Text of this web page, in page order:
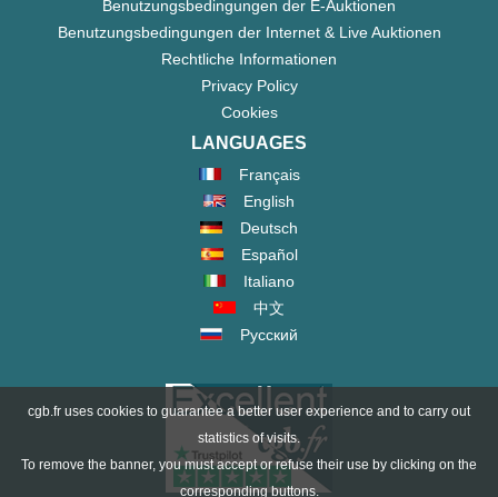
Benutzungsbedingungen der E-Auktionen
Benutzungsbedingungen der Internet & Live Auktionen
Rechtliche Informationen
Privacy Policy
Cookies
LANGUAGES
Français
English
Deutsch
Español
Italiano
中文
Русский
cgb.fr uses cookies to guarantee a better user experience and to carry out
statistics of visits.
To remove the banner, you must accept or refuse their use by clicking on the
corresponding buttons.